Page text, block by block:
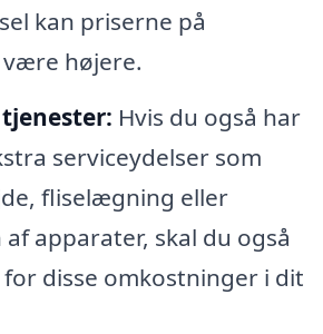
kan priserne på
højere.
Hvis du også har
serviceydelser som
fliselægning eller
apparater, skal du også
disse omkostninger i dit